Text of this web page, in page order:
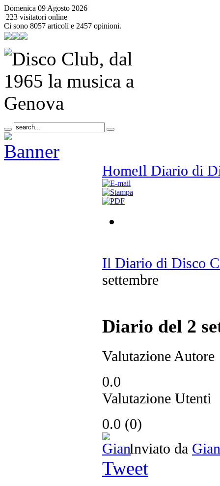
Domenica 09 Agosto 2026
223 visitatori online
Ci sono 8057 articoli e 2457 opinioni.
HomeIl Diario di
Il Diario di Disco
settembre
Diario del 2
Valutazione Autore
0.0
Valutazione Utenti
0.0 (0)
Inviato da Gian
Tweet